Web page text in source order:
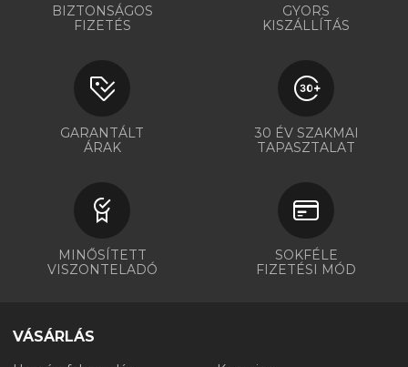
BIZTONSÁGOS
FIZETÉS
GYORS
KISZÁLLÍTÁS
GARANTÁLT
ÁRAK
30 ÉV SZAKMAI
TAPASZTALAT
MINŐSÍTETT
VISZONTELADÓ
SOKFÉLE
FIZETÉSI MÓD
VÁSÁRLÁS